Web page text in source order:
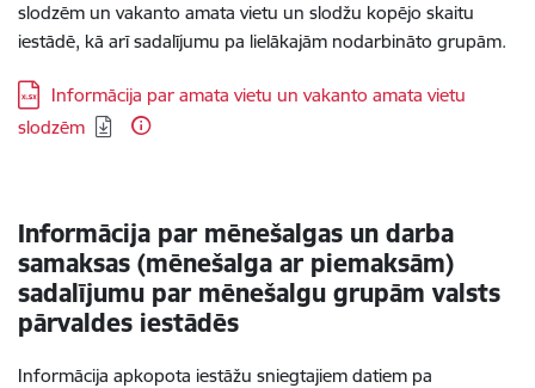
slodzēm un vakanto amata vietu un slodžu kopējo skaitu
iestādē, kā arī sadalījumu pa lielākajām nodarbināto grupām.
Lejupielādēt:
Informācija par amata vietu un vakanto amata vietu
slodzēm
Informācija par mēnešalgas un darba
samaksas (mēnešalga ar piemaksām)
sadalījumu par mēnešalgu grupām valsts
pārvaldes iestādēs
Informācija apkopota iestāžu sniegtajiem datiem pa